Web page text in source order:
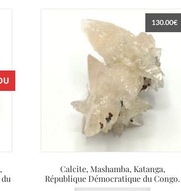
Calcite, Mashamba, Katanga,
République Démocratique du Congo.
130.00€